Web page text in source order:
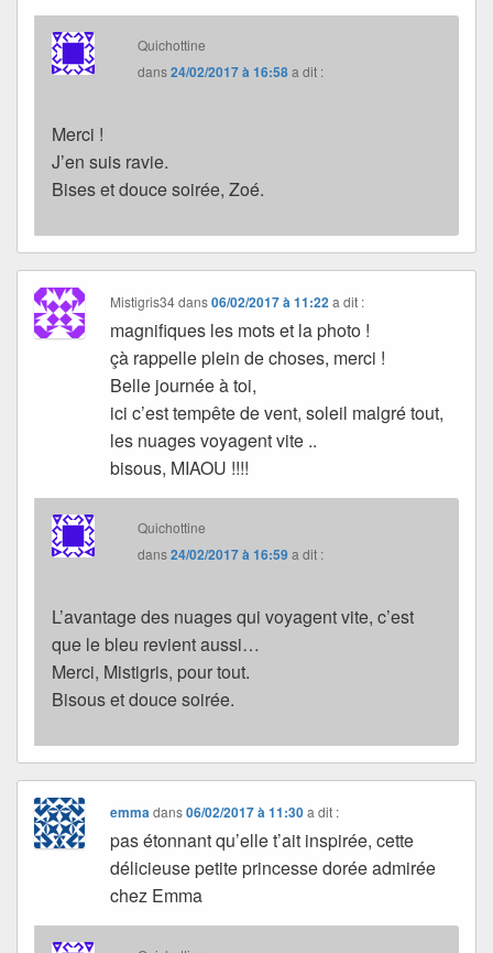
Quichottine
dans24/02/2017 à 16:58a dit :
Merci !
J’en suis ravie.
Bises et douce soirée, Zoé.
Mistigris34dans06/02/2017 à 11:22 a dit :
magnifiques les mots et la photo !
çà rappelle plein de choses, merci !
Belle journée à toi,
ici c’est tempête de vent, soleil malgré tout,
les nuages voyagent vite ..
bisous, MIAOU !!!!
Quichottine
dans24/02/2017 à 16:59a dit :
L’avantage des nuages qui voyagent vite, c’est
que le bleu revient aussi…
Merci, Mistigris, pour tout.
Bisous et douce soirée.
emmadans06/02/2017 à 11:30 a dit :
pas étonnant qu’elle t’ait inspirée, cette
délicieuse petite princesse dorée admirée
chez Emma